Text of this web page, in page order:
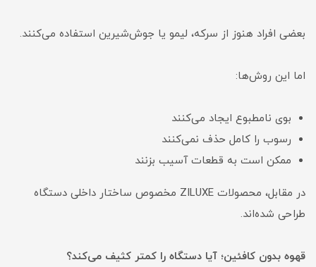
بعضی افراد هنوز از سرکه، لیمو یا جوش‌شیرین استفاده می‌کنند.
اما این روش‌ها:
بوی نامطبوع ایجاد می‌کنند
رسوب را کامل حذف نمی‌کنند
ممکن است به قطعات آسیب بزنند
در مقابل، محصولات ZILUXE مخصوص ساختار داخلی دستگاه
طراحی شده‌اند.
قهوه بدون کافئین؛ آیا دستگاه را کمتر کثیف می‌کند؟